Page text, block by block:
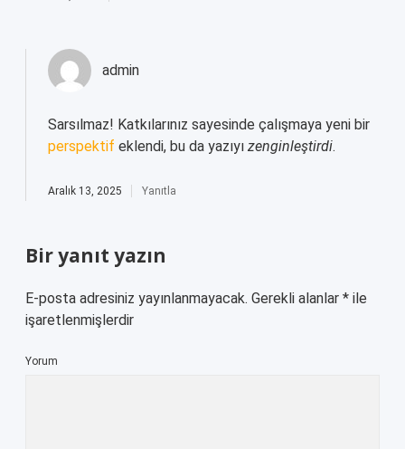
admin
Sarsılmaz! Katkılarınız sayesinde çalışmaya yeni bir
perspektif eklendi, bu da yazıyı zenginleştirdi.
Aralık 13, 2025 Yanıtla
Bir yanıt yazın
E-posta adresiniz yayınlanmayacak. Gerekli alanlar * ile
işaretlenmişlerdir
Yorum